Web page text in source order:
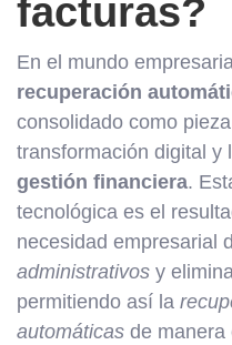
facturas?
En el mundo
recuperación
consolidado como
transformación digital y
gestión financiera.
tecnológica es el
necesidad empresarial
administrativos y
permitiendo así la
automáticas de manera